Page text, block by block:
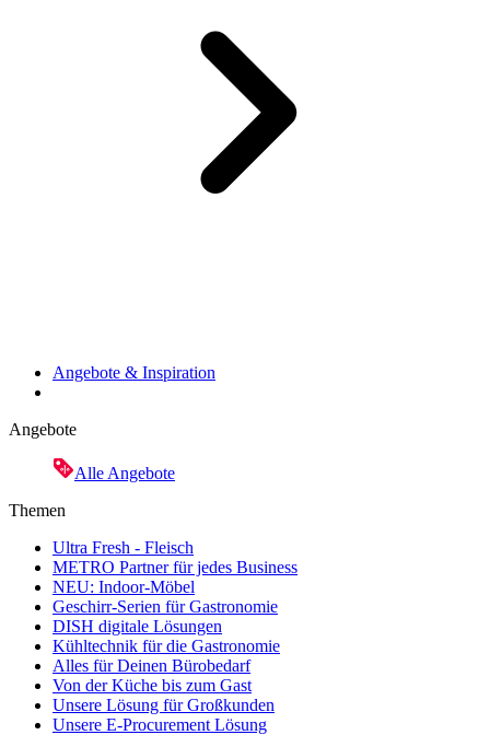
Angebote & Inspiration
Angebote
Alle Angebote
Themen
Ultra Fresh - Fleisch
METRO Partner für jedes Business
NEU: Indoor-Möbel
Geschirr-Serien für Gastronomie
DISH digitale Lösungen
Kühltechnik für die Gastronomie
Alles für Deinen Bürobedarf
Von der Küche bis zum Gast
Unsere Lösung für Großkunden
Unsere E-Procurement Lösung